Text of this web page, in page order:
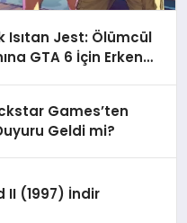
Isıtan Jest: Ölümcül
GTA 6 İçin Erken
Games’ten
Geldi mi?
II (1997) İndir